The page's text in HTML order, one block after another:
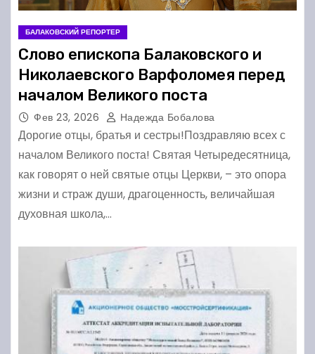
БАЛАКОВСКИЙ РЕПОРТЕР
Слово епископа Балаковского и
Николаевского Варфоломея перед
началом Великого поста
Фев 23, 2026 Надежда Бобалова
Дорогие отцы, братья и сестры!Поздравляю всех с
началом Великого поста! Святая Четыредесятница,
как говорят о ней святые отцы Церкви, – это опора
жизни и страж души, драгоценность, величайшая
духовная школа,…